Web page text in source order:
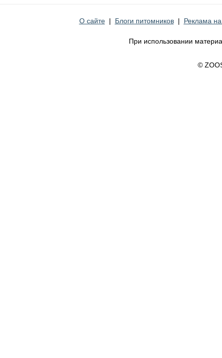
О сайте| Блоги питомников| Реклама
При использовании
©